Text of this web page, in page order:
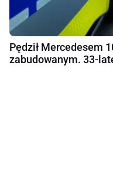
Pędził Mercedesem
zabudowanym. 33-